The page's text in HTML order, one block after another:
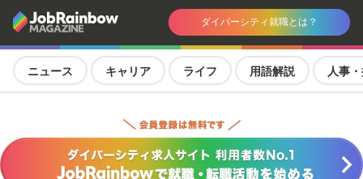
ダイバーシティ就職とは？
ニュース キャリア ライフ 用語解説 人事